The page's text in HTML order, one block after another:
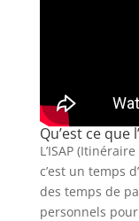
Qu’est ce que
L’ISAP
c’est un temps
des temps de
personnels